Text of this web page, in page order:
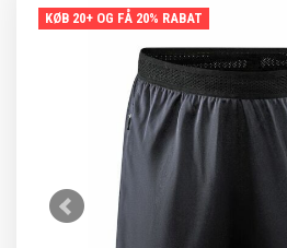
KØB 20+ OG FÅ 20% RABAT